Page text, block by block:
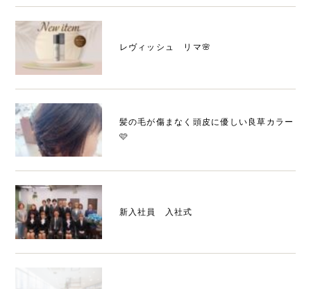
レヴィッシュ リマ🌸
髪の毛が傷まなく頭皮に優しい良草カラー
🩷
新入社員 入社式